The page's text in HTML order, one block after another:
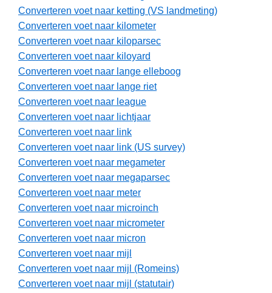
Converteren voet naar ketting (VS landmeting)
Converteren voet naar kilometer
Converteren voet naar kiloparsec
Converteren voet naar kiloyard
Converteren voet naar lange elleboog
Converteren voet naar lange riet
Converteren voet naar league
Converteren voet naar lichtjaar
Converteren voet naar link
Converteren voet naar link (US survey)
Converteren voet naar megameter
Converteren voet naar megaparsec
Converteren voet naar meter
Converteren voet naar microinch
Converteren voet naar micrometer
Converteren voet naar micron
Converteren voet naar mijl
Converteren voet naar mijl (Romeins)
Converteren voet naar mijl (statutair)